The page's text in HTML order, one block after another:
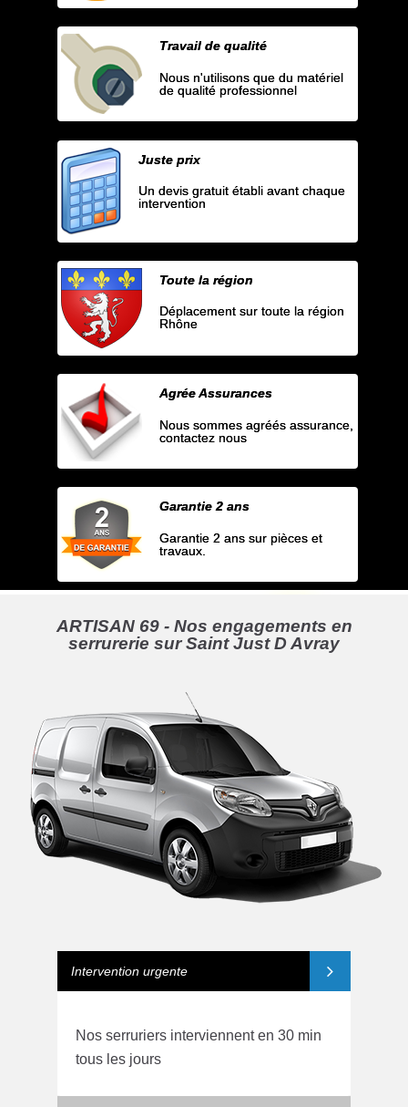
Travail de qualité
Nous n'utilisons que du matériel
de qualité professionnel
Juste prix
Un devis gratuit établi avant chaque
intervention
Toute la région
Déplacement sur toute la région
Rhône
Agrée Assurances
Nous sommes agréés assurance,
contactez nous
Garantie 2 ans
Garantie 2 ans sur pièces et
travaux.
ARTISAN 69 - Nos engagements en
serrurerie sur Saint Just D Avray
Intervention urgente
Nos serruriers interviennent en 30 min
tous les jours